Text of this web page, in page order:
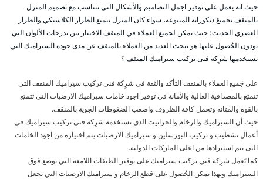
حيث انه يعمل على توفير اجمل التصاميم والأشكال التي تتناسب مع تصميم المنزل
بالمنقف بجميعَ ديكوراته المتنوعة، سواء كان المنزل يتمتع الطراز الكلاسيكي والطراز
العصري الحديث؛ حيث يمكن لجميع العملاء في المنقف الاختيار بين تدرجات الألوان التي
يودون الحُصول عليها هو يبحث العديد من العملاء بالمنقف عن مدى جودة السيراميك التي
تستخدمها شرِكة فنى تركيب سيراميك المنقف ؟
على جَميع العملاء بالمنقف التأكد والثقة في شرِكة فني تركيب سيراميك المنقف التي
تتمتع بالمصداقية العالية والأمانة في توفير اجود خامات سيراميك الارضيات التي تتمتع
بالقوه والمتانه وتحمل كافة الظروف واصعب الضغوطات الجوية بالمنقف.
حيث أن السيراميك والرخام والجرانيت الذي تستخدمه شرِكة فني تركيب سيراميك في
أعمال تشطيب و تركيب البورسلين و سيراميك الارضيات يتم اختياره من اجود الخامات
التى يتم استيرادها من اعلى الماركات الدولية.
كما تَعمل شرِكة فني تركيب سيراميك على توفير الطبقات اللامعة التي توضع فوق
السيراميك وبهذا يمكن الحُصول على قطع الرخام و سيراميك الارضيات التي تجعل